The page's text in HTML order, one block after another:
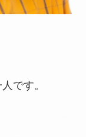
です。